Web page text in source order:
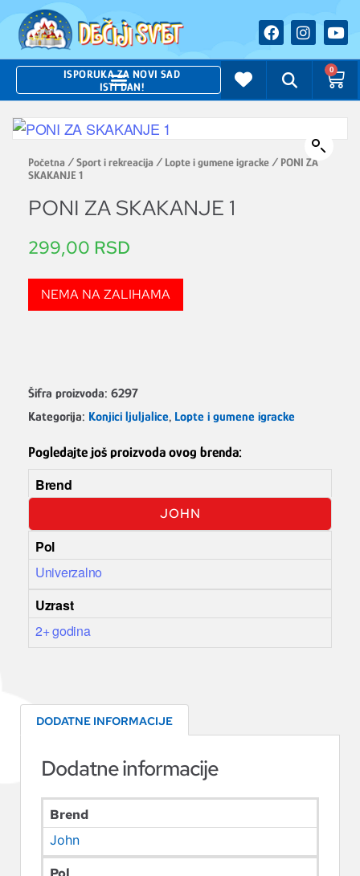
ISPORUKA ZA NOVI SAD
ISTI DAN!
0
Početna /Sport i rekreacija / Lopte i gumene igracke / PONI ZA
SKAKANJE 1
PONI ZA SKAKANJE 1
299,00 RSD
NEMA NA ZALIHAMA
Šifra proizvoda: 6297
Kategorija: Konjici ljuljalice, Lopte i gumene igracke
Pogledajte još proizvoda ovog brenda:
Brend
JOHN
Pol
Univerzalno
Uzrast
2+ godina
DODATNE INFORMACIJE
Dodatne informacije
Brend
John